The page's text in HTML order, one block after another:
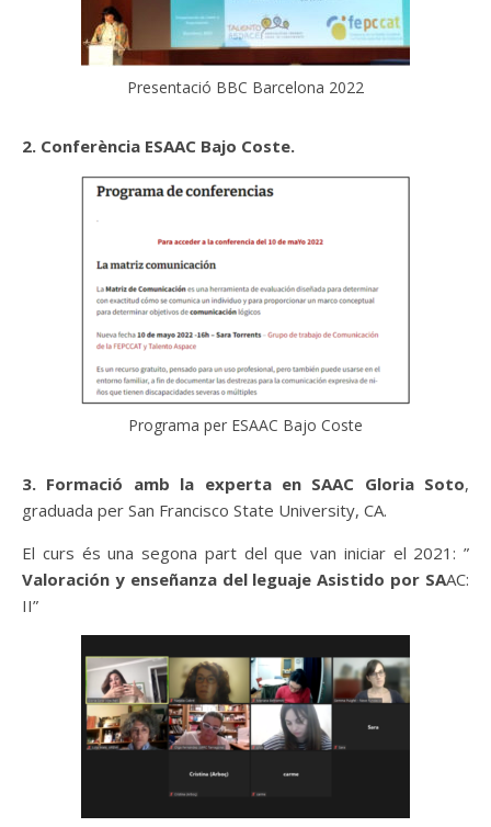
Presentació BBC Barcelona 2022
2. Conferència ESAAC Bajo Coste.
Programa per ESAAC Bajo Coste
3. Formació amb la experta en SAAC Gloria Soto,
graduada per San Francisco State University, CA.
El curs és una segona part del que van iniciar el 2021: ”
Valoración y enseñanza del leguaje Asistido por SAAC:
II”